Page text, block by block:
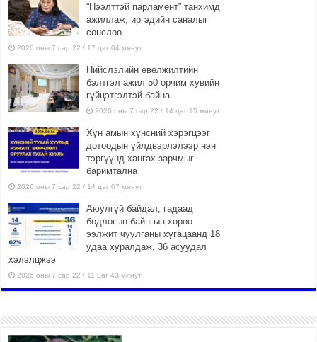
“Нээлттэй парламент” танхимд
ажиллаж, иргэдийн саналыг
сонслоо
2026 оны 7 сар 22 / 17 цаг 04 минут
Нийслэлийн өвөлжилтийн
бэлтгэл ажил 50 орчим хувийн
гүйцэтгэлтэй байна
2026 оны 7 сар 22 / 14 цаг 15 минут
Хүн амын хүнсний хэрэгцээг
дотоодын үйлдвэрлэлээр нэн
тэргүүнд хангах зарчмыг
баримтална
2026 оны 7 сар 22 / 14 цаг 07 минут
Аюулгүй байдал, гадаад
бодлогын байнгын хороо
ээлжит чуулганы хугацаанд 18
удаа хуралдаж, 36 асуудал
хэлэлцжээ
2026 оны 7 сар 22 / 11 цаг 43 минут
боломжтой-Хүүхэд хөгжүүлэх
төв” байгуулах төсөлд төр,